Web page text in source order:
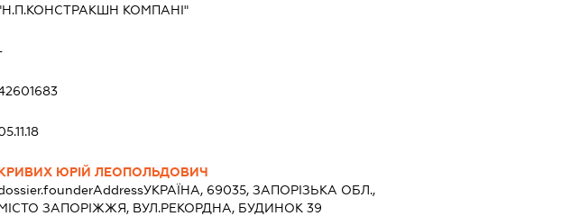
КОМПАНІ"
ЮРІЙ ЛЕОПОЛЬДОВИЧ
УКРАЇНА, 69035, ЗАПОРІЗЬКА ОБЛ.,
ЗАПОРІЖЖЯ, ВУЛ.РЕКОРДНА, БУДИНОК 39